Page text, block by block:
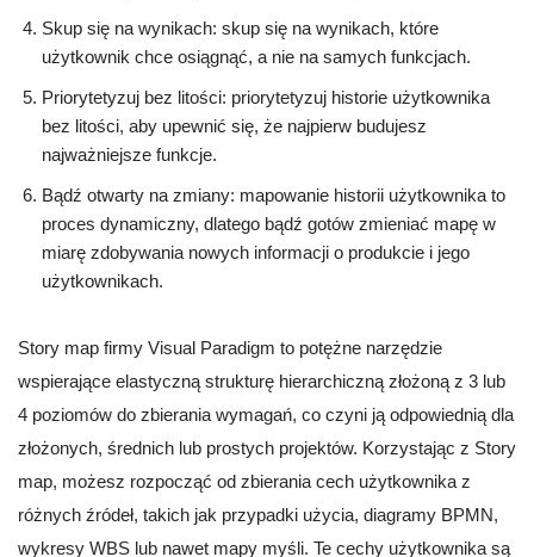
Skup się na wynikach: skup się na wynikach, które
użytkownik chce osiągnąć, a nie na samych funkcjach.
Priorytetyzuj bez litości: priorytetyzuj historie użytkownika
bez litości, aby upewnić się, że najpierw budujesz
najważniejsze funkcje.
Bądź otwarty na zmiany: mapowanie historii użytkownika to
proces dynamiczny, dlatego bądź gotów zmieniać mapę w
miarę zdobywania nowych informacji o produkcie i jego
użytkownikach.
Story map firmy Visual Paradigm to potężne narzędzie
wspierające elastyczną strukturę hierarchiczną złożoną z 3 lub
4 poziomów do zbierania wymagań, co czyni ją odpowiednią dla
złożonych, średnich lub prostych projektów. Korzystając z Story
map, możesz rozpocząć od zbierania cech użytkownika z
różnych źródeł, takich jak przypadki użycia, diagramy BPMN,
wykresy WBS lub nawet mapy myśli. Te cechy użytkownika są